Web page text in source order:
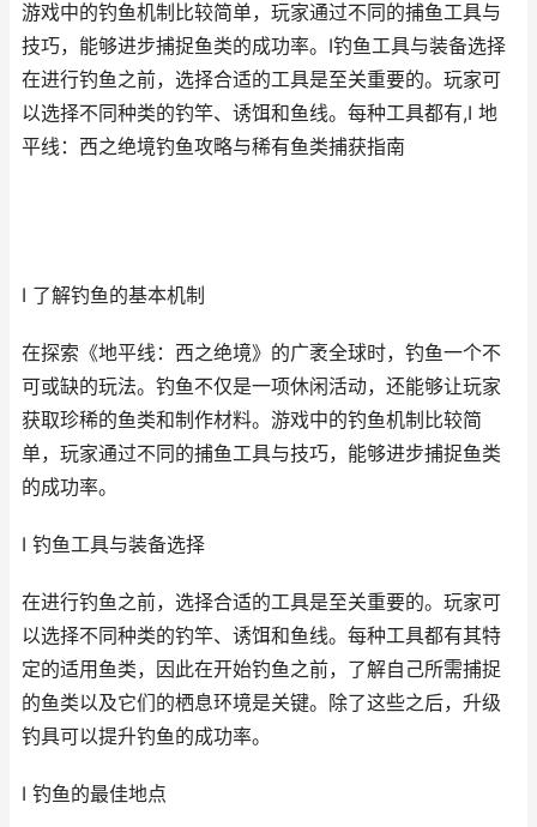
游戏中的钓鱼机制比较简单，玩家通过不同的捕鱼工具与
技巧，能够进步捕捉鱼类的成功率。I钓鱼工具与装备选择
在进行钓鱼之前，选择合适的工具是至关重要的。玩家可
以选择不同种类的钓竿、诱饵和鱼线。每种工具都有,I 地
平线：西之绝境钓鱼攻略与稀有鱼类捕获指南
I 了解钓鱼的基本机制
在探索《地平线：西之绝境》的广袤全球时，钓鱼一个不
可或缺的玩法。钓鱼不仅是一项休闲活动，还能够让玩家
获取珍稀的鱼类和制作材料。游戏中的钓鱼机制比较简
单，玩家通过不同的捕鱼工具与技巧，能够进步捕捉鱼类
的成功率。
I 钓鱼工具与装备选择
在进行钓鱼之前，选择合适的工具是至关重要的。玩家可
以选择不同种类的钓竿、诱饵和鱼线。每种工具都有其特
定的适用鱼类，因此在开始钓鱼之前，了解自己所需捕捉
的鱼类以及它们的栖息环境是关键。除了这些之后，升级
钓具可以提升钓鱼的成功率。
I 钓鱼的最佳地点